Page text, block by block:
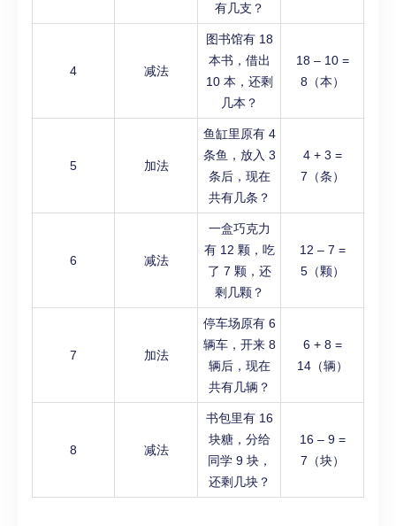
有几支？
4 减法
图书馆有 18
本书，借出
10 本，还剩
几本？
18 – 10 =
8（本）
5 加法
鱼缸里原有 4
条鱼，放入 3
条后，现在
共有几条？
4 + 3 =
7（条）
6 减法
一盒巧克力
有 12 颗，吃
了 7 颗，还
剩几颗？
12 – 7 =
5（颗）
7 加法
停车场原有 6
辆车，开来 8
辆后，现在
共有几辆？
6 + 8 =
14（辆）
8 减法
书包里有 16
块糖，分给
同学 9 块，
还剩几块？
16 – 9 =
7（块）